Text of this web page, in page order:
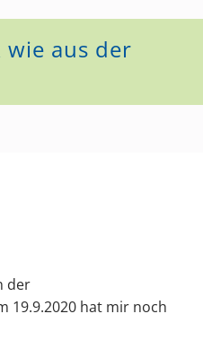
wie aus der
der
19.9.2020 hat mir noch